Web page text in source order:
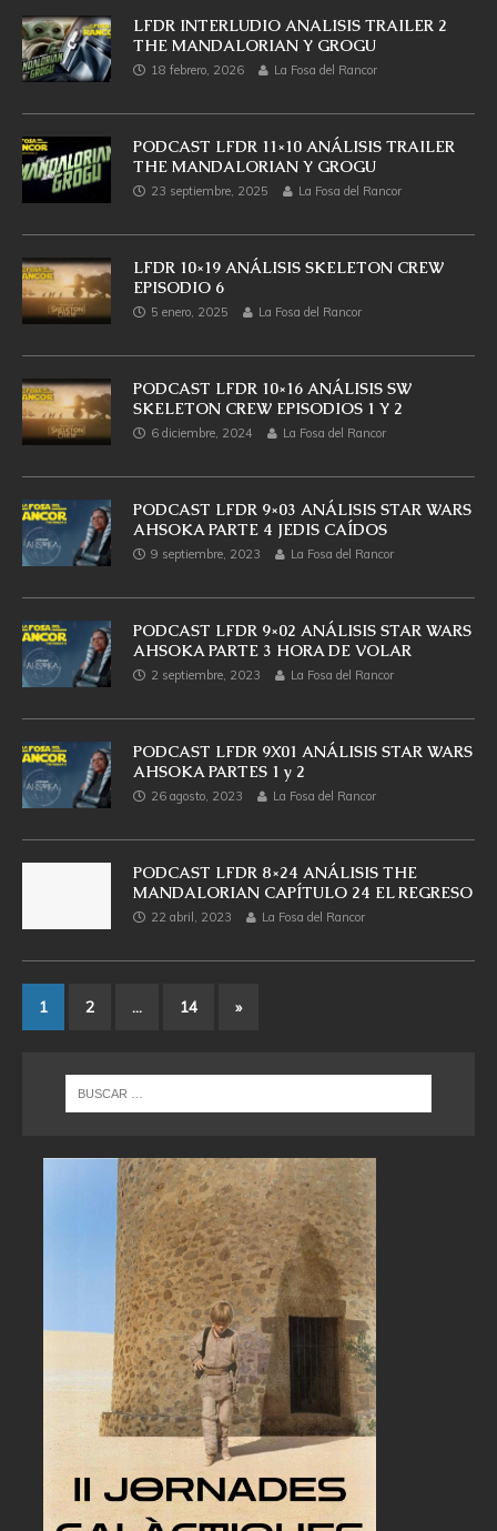
LFDR INTERLUDIO ANALISIS TRAILER 2
THE MANDALORIAN Y GROGU
18 febrero, 2026 La Fosa del Rancor
PODCAST LFDR 11×10 ANÁLISIS TRAILER
THE MANDALORIAN Y GROGU
23 septiembre, 2025 La Fosa del Rancor
LFDR 10×19 ANÁLISIS SKELETON CREW
EPISODIO 6
5 enero, 2025 La Fosa del Rancor
PODCAST LFDR 10×16 ANÁLISIS SW
SKELETON CREW EPISODIOS 1 Y 2
6 diciembre, 2024 La Fosa del Rancor
PODCAST LFDR 9×03 ANÁLISIS STAR WARS
AHSOKA PARTE 4 JEDIS CAÍDOS
9 septiembre, 2023 La Fosa del Rancor
PODCAST LFDR 9×02 ANÁLISIS STAR WARS
AHSOKA PARTE 3 HORA DE VOLAR
2 septiembre, 2023 La Fosa del Rancor
PODCAST LFDR 9X01 ANÁLISIS STAR WARS
AHSOKA PARTES 1 y 2
26 agosto, 2023 La Fosa del Rancor
PODCAST LFDR 8×24 ANÁLISIS THE
MANDALORIAN CAPÍTULO 24 EL REGRESO
22 abril, 2023 La Fosa del Rancor
1 2 … 14 »